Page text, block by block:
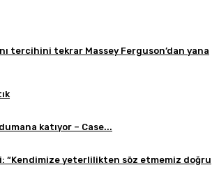
tercihini tekrar Massey Ferguson’dan yana
katıyor – Case...
“Kendimize yeterlilikten söz etmemiz doğru